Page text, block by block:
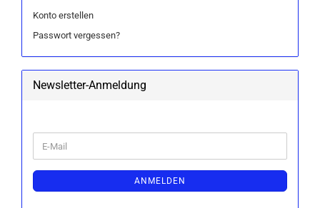
Konto erstellen
Passwort vergessen?
Newsletter-Anmeldung
ZUR
ANMELDUNG
E-
Mail
ANMELDEN